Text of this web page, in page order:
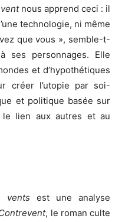
nous apprend ceci : il
technologie, ni même
que vous », semble-t-
ses personnages. Elle
et d’hypothétiques
créer l’utopie par soi-
et politique basée sur
lien aux autres et au
vents est une analyse
, le roman culte